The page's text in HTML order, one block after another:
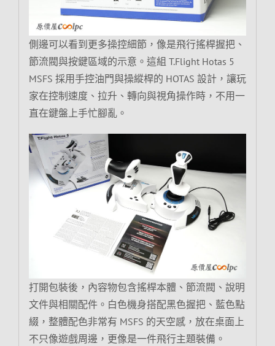
側邊可以看到更多操控細節，像是飛行搖桿握把、
節流閥與按鍵區域的示意。這組 T.Flight Hotas 5
MSFS 採用手控油門與操縱桿的 HOTAS 設計，讓玩
家在控制速度、拉升、轉向與視角操作時，不用一
直在鍵盤上手忙腳亂。
打開包裝後，內容物包含搖桿本體、節流閥、說明
文件與相關配件。白色機身搭配黑色握把、藍色點
綴，整體配色非常有 MSFS 的天空感，放在桌面上
不只像遊戲周邊，更像是一件飛行主題裝備。